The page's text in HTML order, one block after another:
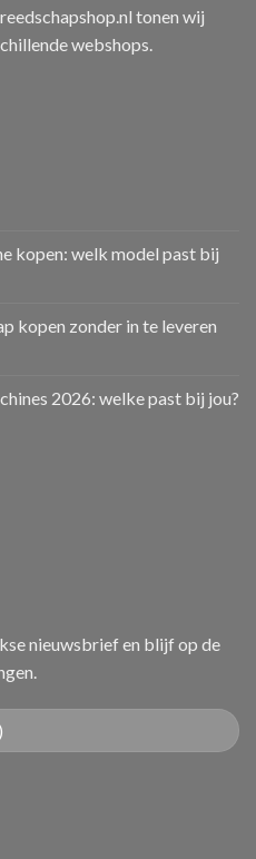
tonen wij
webshops.
kopen: welk model past bij
kopen zonder in te leveren
2026: welke past bij jou?
nieuwsbrief en blijf op de